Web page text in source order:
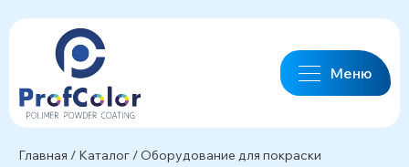
Меню
Главная / Каталог / Оборудование для покраски